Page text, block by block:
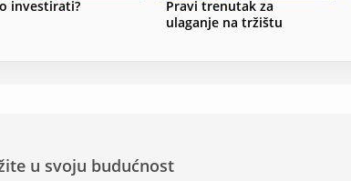
investirati?
Pravi trenutak za
ulaganje na tržištu
u svoju budućnost